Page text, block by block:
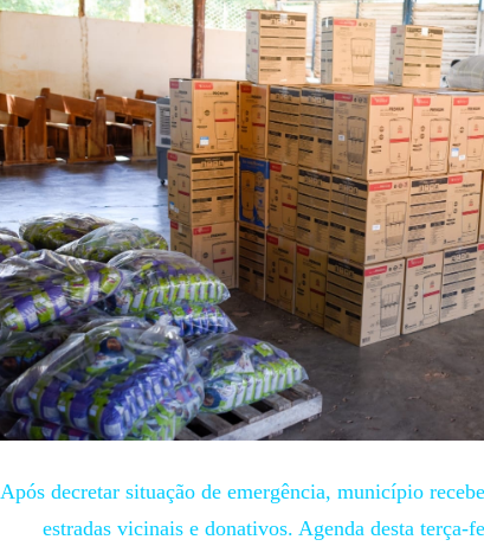
Após decretar situação de emergência, município
estradas vicinais e donativos. Agenda desta terça-